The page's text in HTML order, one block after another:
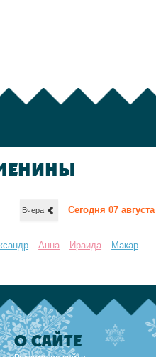
Вчера Сегодня 07 августа
Анна Ираида Макар
О САЙТЕ